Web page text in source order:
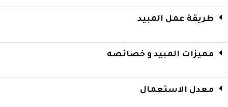
طريقة عمل المبيد
مميزات المبيد و خصائصه
معدل الاستعمال